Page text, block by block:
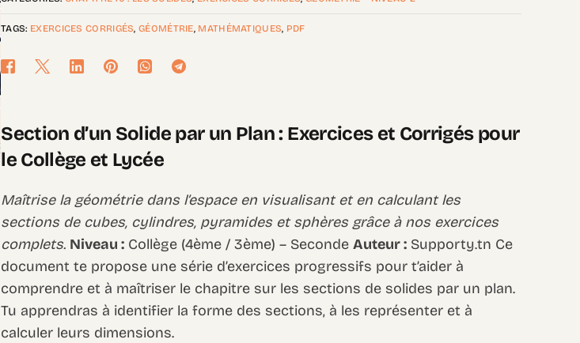
TAGS: EXERCICES CORRIGÉS ,GÉOMÉTRIE MATHÉMATIQUES PDF
Section d’un Solide par un Plan : Exercices et Corrigés pour
le Collège et Lycée
Maîtrise la géométrie dans l’espace en visualisant et en calculant les
sections de cubes, cylindres, pyramides et sphères grâce à nos exercices
complets. Niveau : Collège (4ème / 3ème) – SecondeAuteur : Supporty.tn Ce
document te propose une série d’exercices progressifs pour t’aider à
comprendre et à maîtriser le chapitre sur les sections de solides par un plan.
Tu apprendras à identifier la forme des sections, à les représenter et à
calculer leurs dimensions.